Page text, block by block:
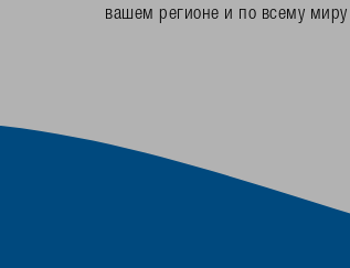
вашем регионе и по всему миру